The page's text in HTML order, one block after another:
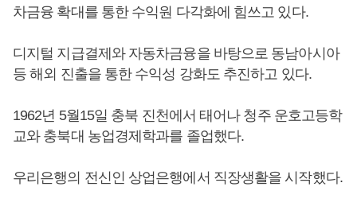
차금융 확대를 통한 수익원 다각화에 힘쓰고 있다.
디지털 지급결제와 자동차금융을 바탕으로 동남아시아
등 해외 진출을 통한 수익성 강화도 추진하고 있다.
1962년 5월15일 충북 진천에서 태어나 청주 운호고등학
교와 충북대 농업경제학과를 졸업했다.
우리은행의 전신인 상업은행에서 직장생활을 시작했다.